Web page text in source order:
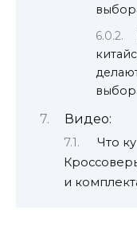
Видео:
Что
и